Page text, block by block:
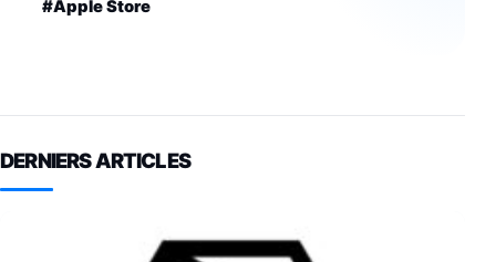
#Apple Store
DERNIERS ARTICLES